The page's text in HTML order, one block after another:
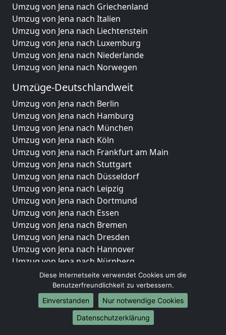
Umzug von Jena nach Griechenland
Umzug von Jena nach Italien
Umzug von Jena nach Liechtenstein
Umzug von Jena nach Luxemburg
Umzug von Jena nach Niederlande
Umzug von Jena nach Norwegen
Umzüge-Deutschlandweit
Umzug von Jena nach Berlin
Umzug von Jena nach Hamburg
Umzug von Jena nach München
Umzug von Jena nach Köln
Umzug von Jena nach Frankfurt am Main
Umzug von Jena nach Stuttgart
Umzug von Jena nach Düsseldorf
Umzug von Jena nach Leipzig
Umzug von Jena nach Dortmund
Umzug von Jena nach Essen
Umzug von Jena nach Bremen
Umzug von Jena nach Dresden
Umzug von Jena nach Hannover
Umzug von Jena nach Nürnberg
Umzug von Jena nach Duisburg
Umzug von Jena nach Bochum
Umzug von Jena nach Wuppertal
Umzug von Jena nach Bielefeld
Umzug von Jena nach Bonn
Diese Internetseite verwendet Cookies um die
Benutzerfreundlichkeit zu verbessern.
Einverstanden
Nur notwendige Cookies
Datenschutzerklärung